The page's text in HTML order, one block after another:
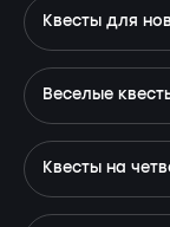
Квесты для
Веселые
Квесты на